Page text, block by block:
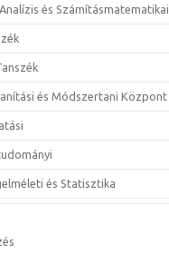
és Számításmatematikai
és Módszertani Központ
és Statisztika